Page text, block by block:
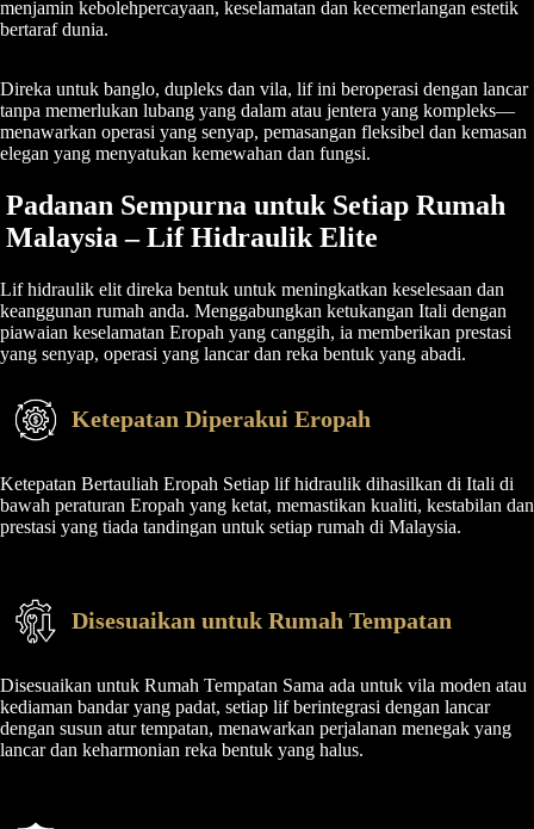
menjamin kebolehpercayaan, keselamatan dan kecemerlangan estetik
bertaraf dunia.
Direka untuk banglo, dupleks dan vila, lif ini beroperasi dengan lancar
tanpa memerlukan lubang yang dalam atau jentera yang kompleks—
menawarkan operasi yang senyap, pemasangan fleksibel dan kemasan
elegan yang menyatukan kemewahan dan fungsi.
Padanan Sempurna untuk Setiap Rumah
Malaysia – Lif Hidraulik Elite
Lif hidraulik elit direka bentuk untuk meningkatkan keselesaan dan
keanggunan rumah anda. Menggabungkan ketukangan Itali dengan
piawaian keselamatan Eropah yang canggih, ia memberikan prestasi
yang senyap, operasi yang lancar dan reka bentuk yang abadi.
Ketepatan Diperakui Eropah
Ketepatan Bertauliah Eropah Setiap lif hidraulik dihasilkan di Itali di
bawah peraturan Eropah yang ketat, memastikan kualiti, kestabilan dan
prestasi yang tiada tandingan untuk setiap rumah di Malaysia.
Disesuaikan untuk Rumah Tempatan
Disesuaikan untuk Rumah Tempatan Sama ada untuk vila moden atau
kediaman bandar yang padat, setiap lif berintegrasi dengan lancar
dengan susun atur tempatan, menawarkan perjalanan menegak yang
lancar dan keharmonian reka bentuk yang halus.